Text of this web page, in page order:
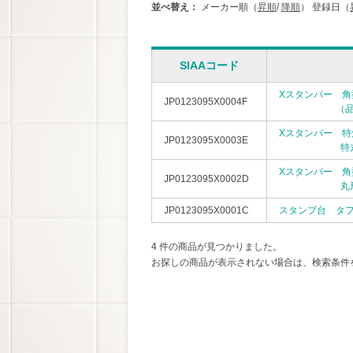
並べ替え： メーカー順（昇順/ 降順） 登録日（
SIAAコード
JP0123095X0004F
Xスタンパー 角
（品番：
JP0123095X0003E
Xスタンパー 特
特丸80号
JP0123095X0002D
Xスタンパー 角
丸形印50
JP0123095X0001C スタンプ台 タ
4 件の商品が見つかりました。
お探しの商品が表示されない場合は、検索条